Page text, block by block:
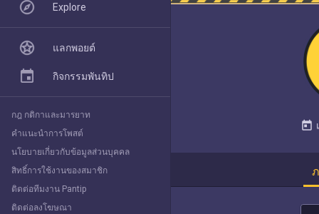
today
Pantip Pick
Explore
Explore
แลกพอยต์
กิจกรรมพันทิป
กฎ กติกาและมารยาท
คำแนะนำการโพสต์
นโยบายเกี่ยวกับข้อมูลส่วนบุคคล
สิทธิ์การใช้งานของสมาชิก
ติดต่อทีมงาน Pantip
ติดต่อลงโฆษณา